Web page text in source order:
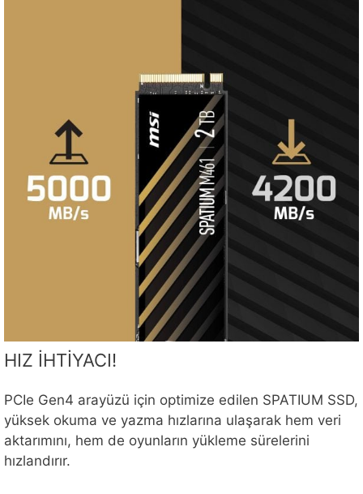
HIZ İHTİYACI!
PCIe Gen4 arayüzü için optimize edilen SPATIUM SSD,
yüksek okuma ve yazma hızlarına ulaşarak hem veri
aktarımını, hem de oyunların yükleme sürelerini
hızlandırır.